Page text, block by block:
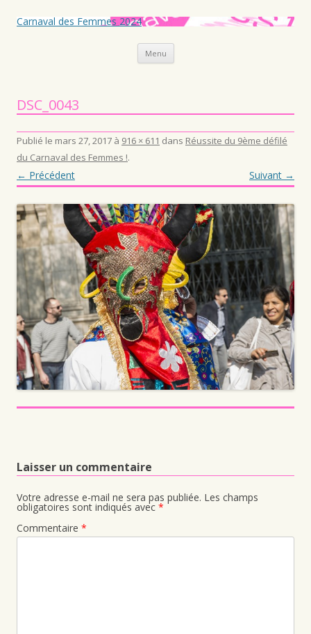
Carnaval des Femmes 2024
Menu Aller au contenu principal
DSC_0043
Publié le mars 27, 2017 à 916 × 611 dans Réussite du 9ème défilé
du Carnaval des Femmes !.
← Précédent Suivant →
Laisser un commentaire
Votre adresse e-mail ne sera pas publiée. Les champs
obligatoires sont indiqués avec *
Commentaire *